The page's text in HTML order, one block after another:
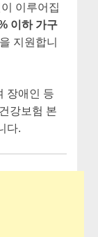
이루어집
이하 가구
을 지원합니
장애인 등
강보험 본
다.